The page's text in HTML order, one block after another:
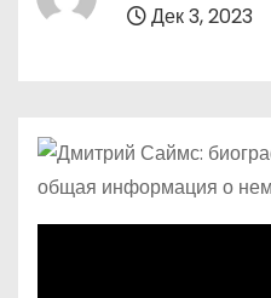
Дек 3, 2023